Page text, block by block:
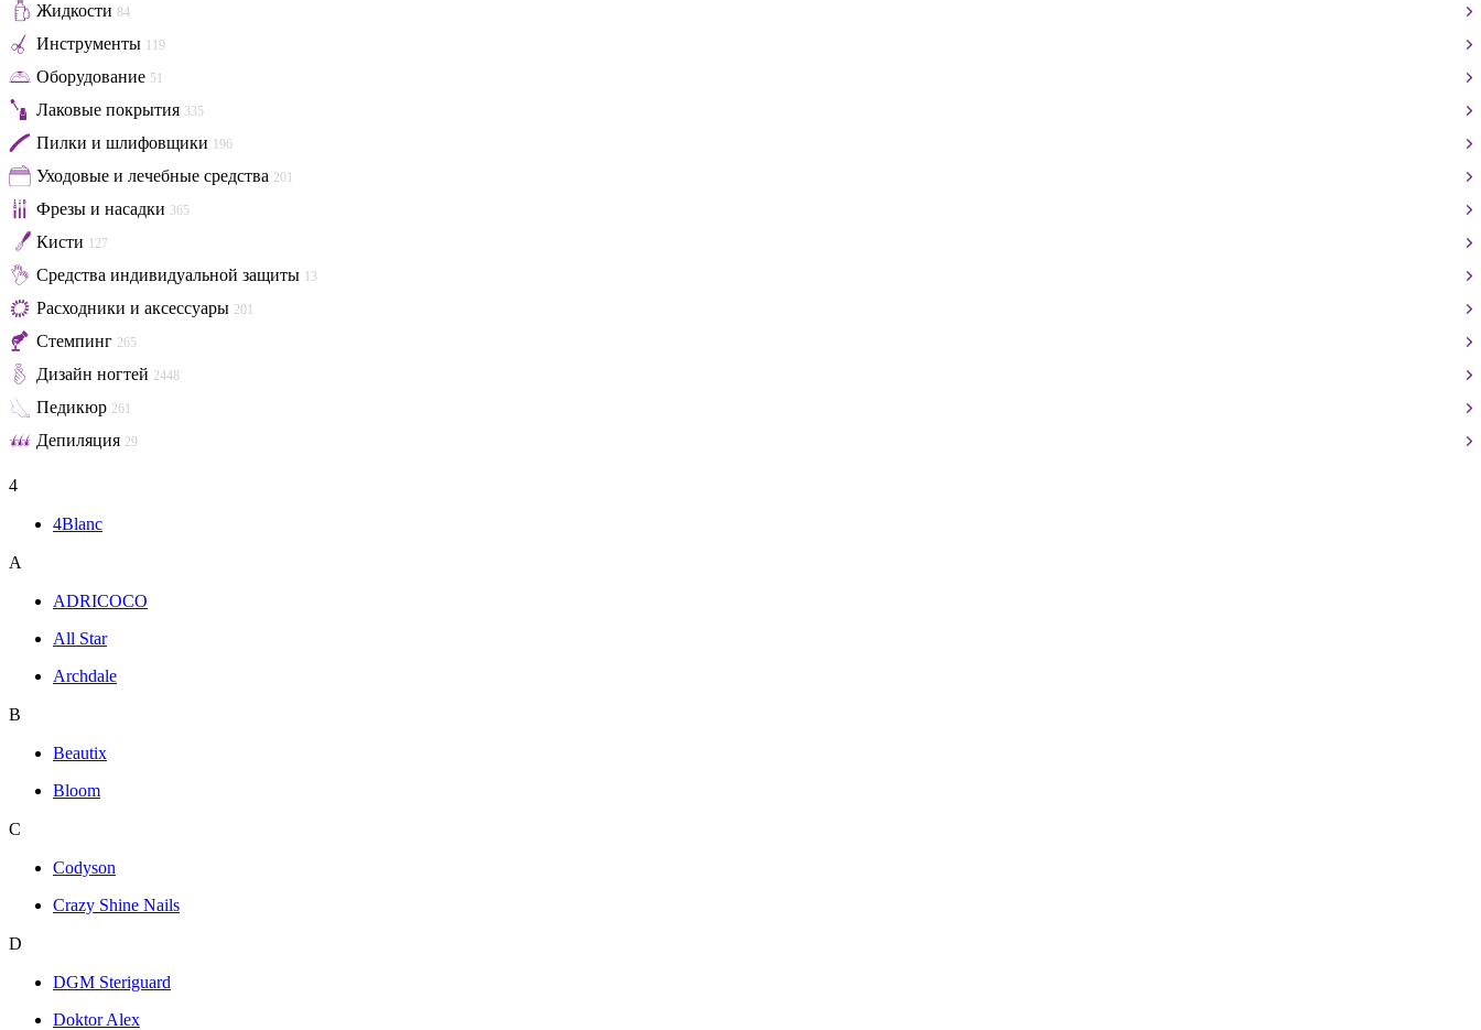
Жидкости 84
Инструменты 119
Оборудование 51
Лаковые покрытия 335
Пилки и шлифовщики 196
Уходовые и лечебные средства 201
Фрезы и насадки 365
Кисти 127
Средства индивидуальной защиты 13
Расходники и аксессуары 201
Стемпинг 265
Дизайн ногтей 2448
Педикюр 261
Депиляция 29
4
4Blanc
A
ADRICOCO
All Star
Archdale
B
Beautix
Bloom
C
Codyson
Crazy Shine Nails
D
DGM Steriguard
Doktor Alex